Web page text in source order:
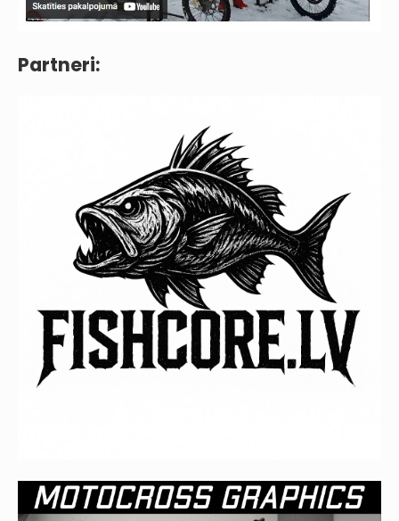
Partneri: